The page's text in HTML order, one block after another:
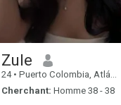
Zule
24 • Puerto Colombia, Atlántico, Colombie
Cherchant: Homme 38 - 38